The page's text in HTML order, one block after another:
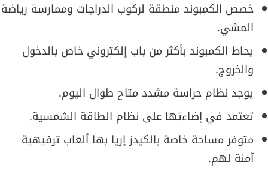
خصص الكمبوند منطقة لركوب الدراجات وممارسة رياضة
المشي.
يحاط الكمبوند بأكثر من باب إلكتروني خاص بالدخول
والخروج.
يوجد نظام حراسة مشدد متاح طوال اليوم.
تعتمد في إضاءتها على نظام الطاقة الشمسية.
متوفر مساحة خاصة بالكيدز إريا بها ألعاب ترفيهية
آمنة لهم.